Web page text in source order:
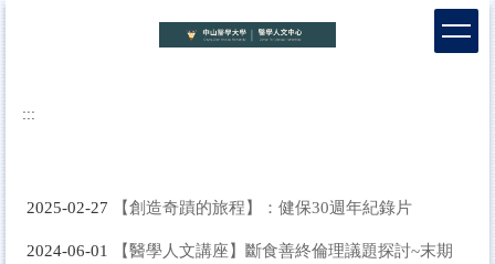
內:::
2025-02-27 【創造奇蹟的旅程】：健保30週年紀錄片
2024-06-01
【醫學人文講座】斷食善終倫理議題探討~末期